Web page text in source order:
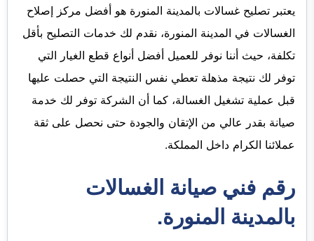
يعتبر تصليح غسالات بالمدينة المنورة هو أفضل مركز إصلاح
الغسالات في المدينة المنورة، نقدم لك خدمات التصليح بأقل
تكلفة، حيث أننا نوفر للعميل أفضل أنواع قطع الغيار التي
توفر لك نتيجة مذهلة تعطي نفس النتيجة التي حصلت عليها
قبل عملية تشغيل الغسالة، كما أن الشركة توفر لك خدمة
صيانة بقدر عالي من الإتقان والجودة حتى نحصل على ثقة
عملائنا الكرام داخل المملكة.
رقم فني صيانة الغسالات
بالمدينة المنورة.